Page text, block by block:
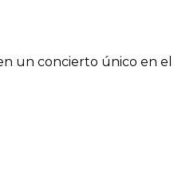
un concierto único en